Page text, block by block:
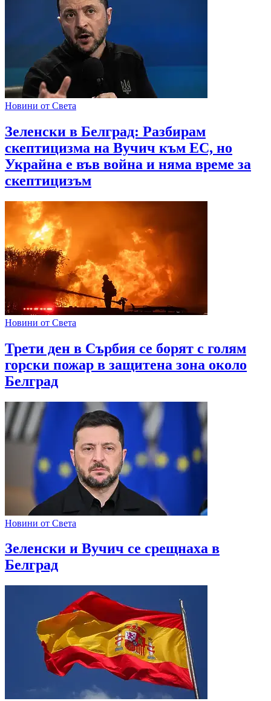
Новини от Света
Зеленски в Белград: Разбирам
скептицизма на Вучич към ЕС, но
Украйна е във война и няма време за
скептицизъм
Новини от Света
Трети ден в Сърбия се борят с голям
горски пожар в защитена зона около
Белград
Новини от Света
Зеленски и Вучич се срещнаха в
Белград